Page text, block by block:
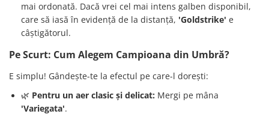
mai ordonată. Dacă vrei cel mai intens galben disponibil,
care să iasă în evidență de la distanță, 'Goldstrike' e
câștigătorul.
Pe Scurt: Cum Alegem Campioana din Umbră?
E simplu! Gândește-te la efectul pe care-l dorești:
🌿 Pentru un aer clasic și delicat: Mergi pe mâna
'Variegata'.